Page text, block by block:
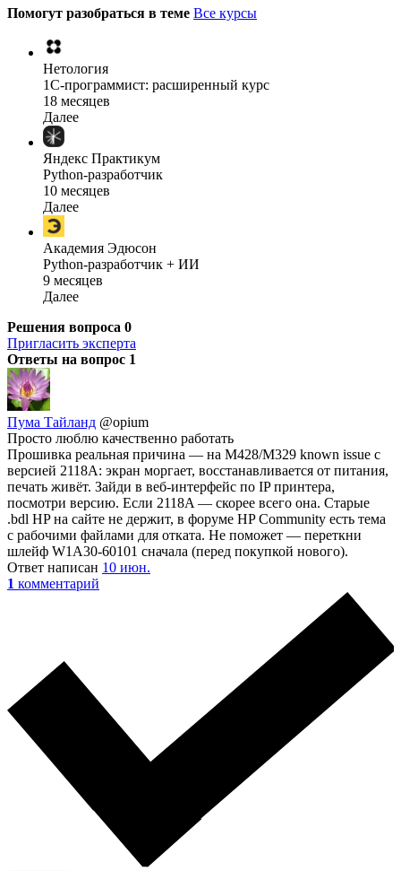
Помогут разобраться в теме Все курсы
Нетология
1C-программист: расширенный курс
18 месяцев
Далее
Яндекс Практикум
Python-разработчик
10 месяцев
Далее
Академия Эдюсон
Python-разработчик + ИИ
9 месяцев
Далее
Решения вопроса 0
Пригласить эксперта
Ответы на вопрос 1
Пума Тайланд @opium
Просто люблю качественно работать
Прошивка реальная причина — на M428/M329 known issue с
версией 2118A: экран моргает, восстанавливается от питания,
печать живёт. Зайди в веб-интерфейс по IP принтера,
посмотри версию. Если 2118A — скорее всего она. Старые
.bdl HP на сайте не держит, в форуме HP Community есть тема
с рабочими файлами для отката. Не поможет — переткни
шлейф W1A30-60101 сначала (перед покупкой нового).
Ответ написан 10 июн.
1 комментарий